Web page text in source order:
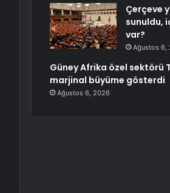
Çerçeve
sunuldu,
var?
Ağustos 6,
Güney Afrika özel sektörü
marjinal büyüme gösterdi
Ağustos 6, 2026